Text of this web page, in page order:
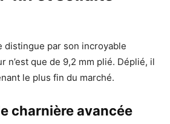
distingue par son incroyable
n’est que de 9,2 mm plié. Déplié, il
le plus fin du marché.
charnière avancée